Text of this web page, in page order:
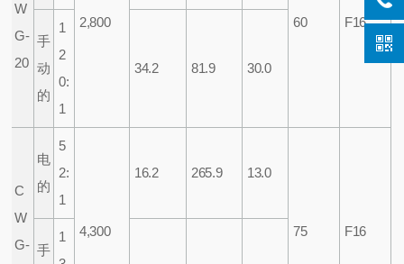
W
G-
20
2,800 60
F16
手
动
的
1
2
0:
1
34.2 81.9 30.0
C
W
G-
电
的
5
2:
1
4,300
16.2 265.9 13.0
75
F16
手
1